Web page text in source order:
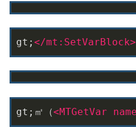
gt; </mt:SetVarBlock>
gt;㎡（<MTGetVar name